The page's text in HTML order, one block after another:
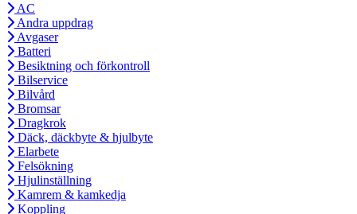
AC
Andra uppdrag
Avgaser
Batteri
Besiktning och förkontroll
Bilservice
Bilvård
Bromsar
Dragkrok
Däck, däckbyte & hjulbyte
Elarbete
Felsökning
Hjulinställning
Kamrem & kamkedja
Koppling